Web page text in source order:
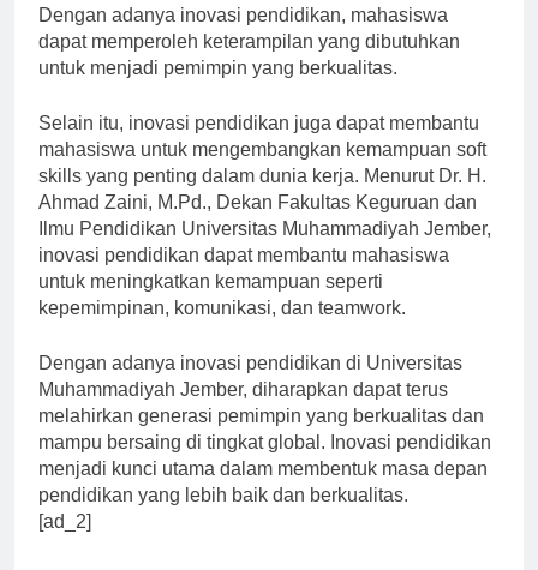
Dengan adanya inovasi pendidikan, mahasiswa
dapat memperoleh keterampilan yang dibutuhkan
untuk menjadi pemimpin yang berkualitas.
Selain itu, inovasi pendidikan juga dapat membantu
mahasiswa untuk mengembangkan kemampuan soft
skills yang penting dalam dunia kerja. Menurut Dr. H.
Ahmad Zaini, M.Pd., Dekan Fakultas Keguruan dan
Ilmu Pendidikan Universitas Muhammadiyah Jember,
inovasi pendidikan dapat membantu mahasiswa
untuk meningkatkan kemampuan seperti
kepemimpinan, komunikasi, dan teamwork.
Dengan adanya inovasi pendidikan di Universitas
Muhammadiyah Jember, diharapkan dapat terus
melahirkan generasi pemimpin yang berkualitas dan
mampu bersaing di tingkat global. Inovasi pendidikan
menjadi kunci utama dalam membentuk masa depan
pendidikan yang lebih baik dan berkualitas.
[ad_2]